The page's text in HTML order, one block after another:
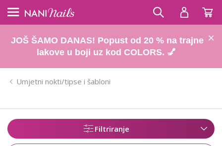
JOŠ ŠAMO DANAS! Popust od 20 % na trajne
lakove u boji uz kod COLORS. 💅
Umjetni nokti/tipse i šabloni
Filtriranje